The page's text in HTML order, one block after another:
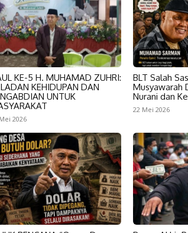
KE-5 H. MUHAMAD ZUHRI:
KEHIDUPAN DAN
UNTUK
2026
BLT Salah
Musyawarah
Nurani dan
22 Mei 2026